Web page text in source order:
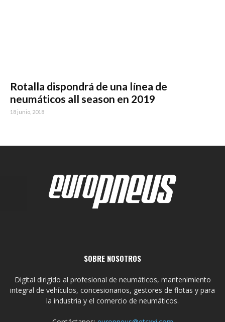
Rotalla dispondrá de una línea de
neumáticos all season en 2019
18 junio, 2018
SOBRE NOSOTROS
Digital dirigido al profesional de neumáticos, mantenimiento
integral de vehículos, concesionarios, gestores de flotas y para
la industria y el comercio de neumáticos.